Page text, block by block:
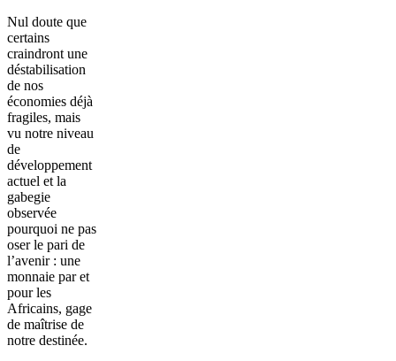
Nul doute que
certains
craindront une
déstabilisation
de nos
économies déjà
fragiles, mais
vu notre niveau
de
développement
actuel et la
gabegie
observée
pourquoi ne pas
oser le pari de
l’avenir : une
monnaie par et
pour les
Africains, gage
de maîtrise de
notre destinée.